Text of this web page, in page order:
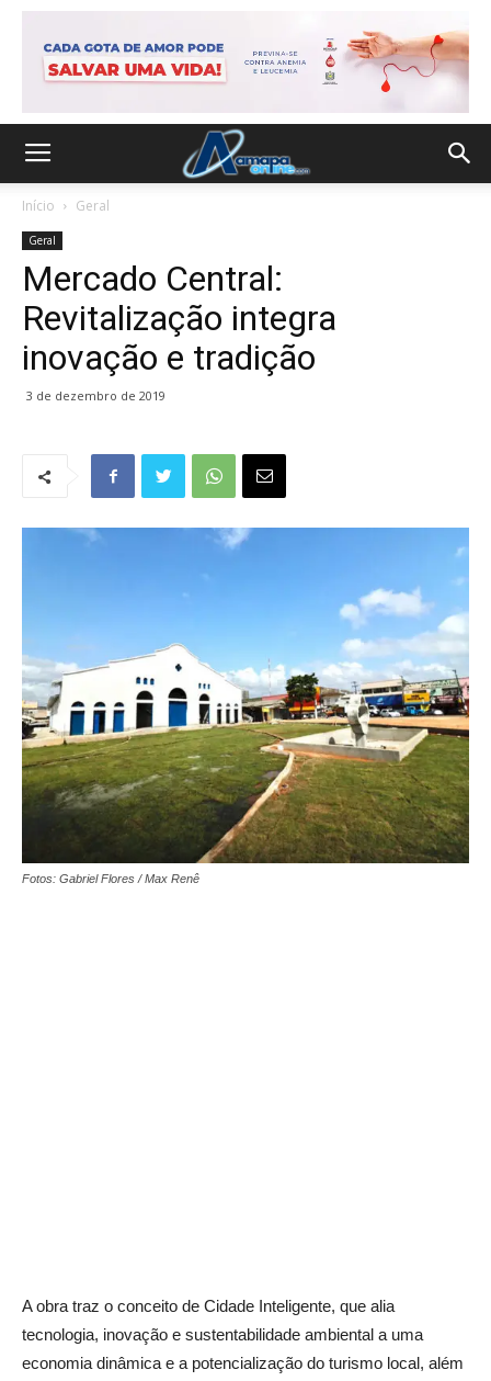
Início Geral
Geral
Mercado Central:
Revitalização integra
inovação e tradição
3 de dezembro de 2019
Fotos: Gabriel Flores / Max Renê
A obra traz o conceito de Cidade Inteligente, que alia
tecnologia, inovação e sustentabilidade ambiental a uma
economia dinâmica e a potencialização do turismo local, além